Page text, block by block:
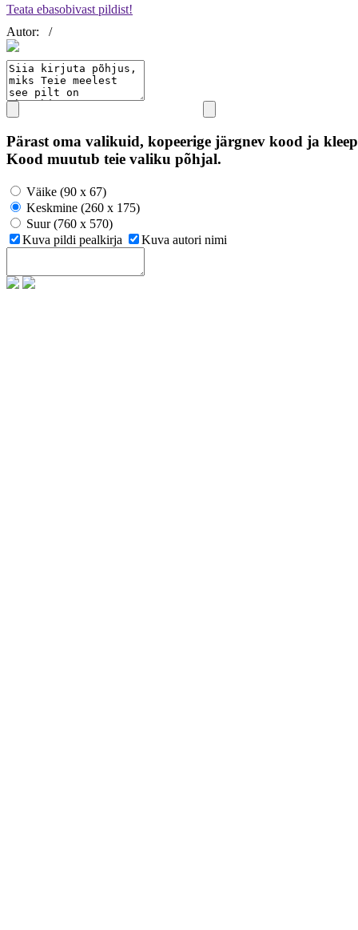
Teata ebasobivast pildist!
Autor:
/
Pärast oma valikuid, kopeerige järgnev kood ja
Kood muutub teie valiku põhjal.
Väike (90 x 67)
Keskmine (260 x 175)
Suur (760 x 570)
Kuva pildi pealkirja
Kuva autori nimi